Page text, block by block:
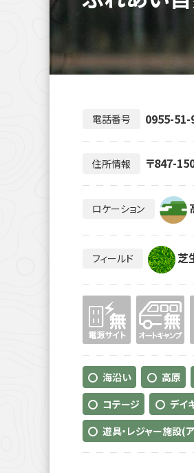
電話番号 0955-51-
住所情報 〒847-
ロケーション
フィールド 芝
無 無
海沿い 高原
コテージ
デイ
遊具・レジャー施設(